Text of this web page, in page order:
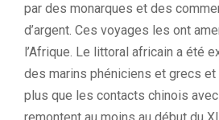
par des monarques et des
d’argent. Ces voyages les ont
l’Afrique. Le littoral africain a été
des marins phéniciens et grecs
plus que les contacts chinois